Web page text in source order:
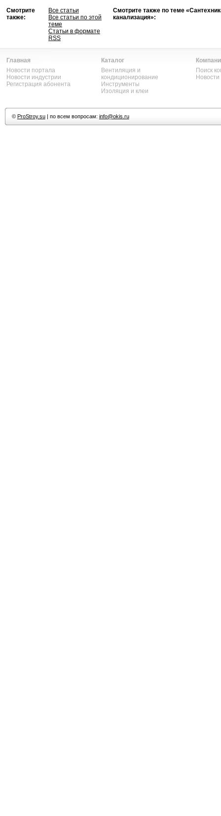
Смотрите
также:
Все статьи
Все статьи по этой
теме
Статьи в формате
RSS
Смотрите также по теме
канализация»:
Главная
Новости портала
Новости индустрии
Регистрация абонента
Каталог
Вентиляция и
кондиционирование
Инструменты
Изоляция и клеи
Поиск
© ProStroy.su| по всем вопросам: info@okis.ru